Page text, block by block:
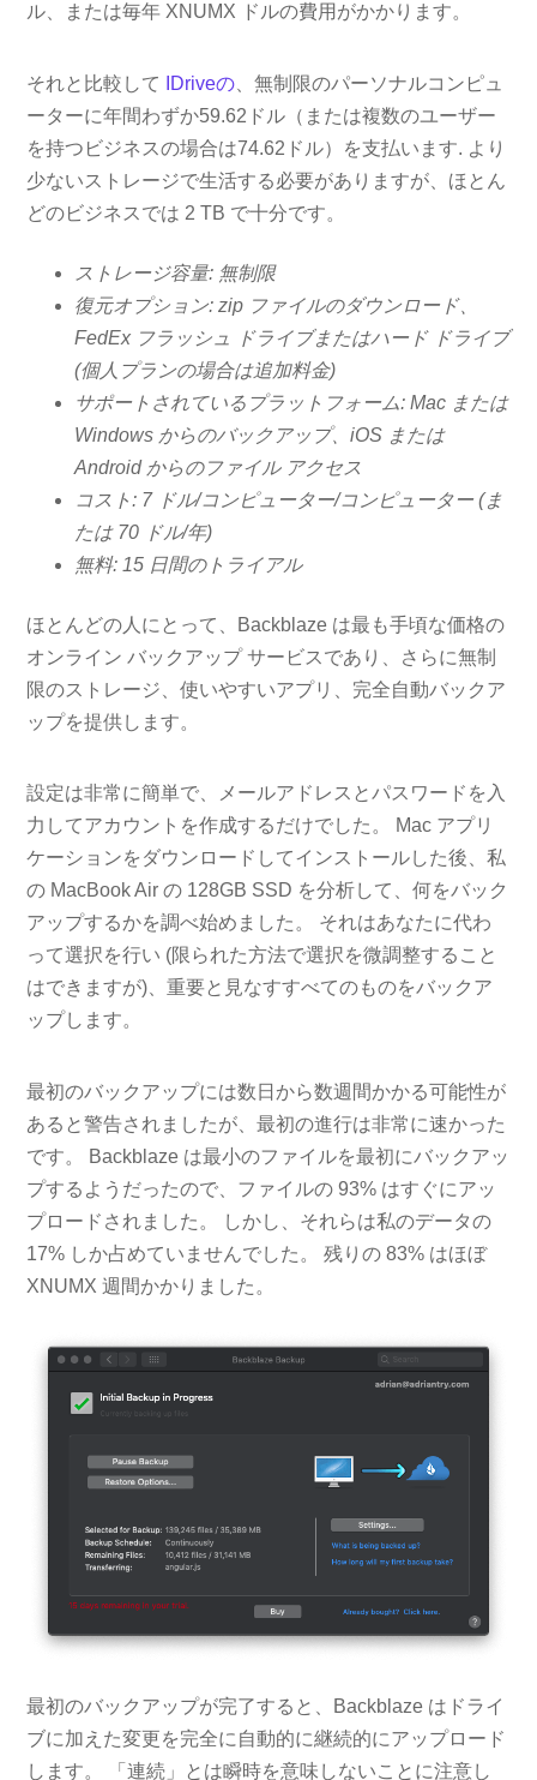
ル、または毎年 XNUMX ドルの費用がかかります。
それと比較して IDriveの 、無制限のパーソナルコンピュ
ーターに年間わずか59.62ドル（または複数のユーザー
を持つビジネスの場合は74.62ドル）を支払います. より
少ないストレージで生活する必要がありますが、ほとん
どのビジネスでは 2 TB で十分です。
ストレージ容量: 無制限
復元オプション: zip ファイルのダウンロード、
FedEx フラッシュ ドライブまたはハード ドライブ
(個人プランの場合は追加料金)
サポートされているプラ​​ットフォーム: Mac または
Windows からのバックアップ、iOS または
Android からのファイル アクセス
コスト: 7 ドル/コンピューター/コンピューター (ま
たは 70 ドル/年)
無料: 15 日間のトライアル
ほとんどの人にとって、Backblaze は最も手頃な価格の
オンライン バックアップ サービスであり、さらに無制
限のストレージ、使いやすいアプリ、完全自動バックア
ップを提供します。
設定は非常に簡単で、メールアドレスとパスワードを入
力してアカウントを作成するだけでした。 Mac アプリ
ケーションをダウンロードしてインストールした後、私
の MacBook Air の 128GB SSD を分析して、何をバック
アップするかを調べ始めました。 それはあなたに代わ
って選択を行い (限られた方法で選択を微調整すること
はできますが)、重要と見なすすべてのものをバックア
ップします。
最初のバックアップには数日から数週間かかる可能性が
あると警告されましたが、最初の進行は非常に速かった
です。 Backblaze は最小のファイルを最初にバックアッ
プするようだったので、ファイルの 93% はすぐにアッ
プロードされました。 しかし、それらは私のデータの
17% しか占めていませんでした。 残りの 83% はほぼ
XNUMX 週間かかりました。
最初のバックアップが完了すると、Backblaze はドライ
ブに加えた変更を完全に自動的に継続的にアップロード
します。 「連続」とは瞬時を意味しないことに注意し